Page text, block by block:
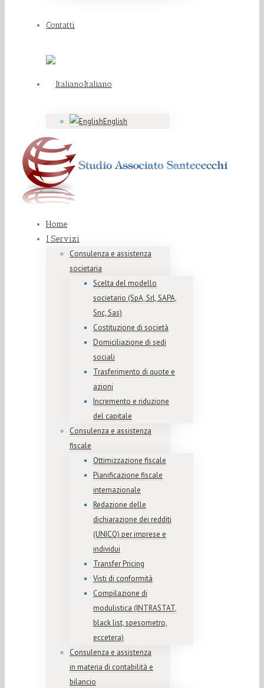
Contatti
Italiano
English
Home
I Servizi
Consulenza e assistenza
societaria
Scelta del modello
societario (SpA, Srl, SAPA,
Snc, Sas)
Costituzione di società
Domiciliazione di sedi
sociali
Trasferimento di quote e
azioni
Incremento e riduzione
del capitale
Consulenza e assistenza
fiscale
Ottimizzazione fiscale
Pianificazione fiscale
internazionale
Redazione delle
dichiarazione dei redditi
(UNICO) per imprese e
individui
Transfer Pricing
Visti di conformità
Compilazione di
modulistica (INTRASTAT,
black list, spesometro,
eccetera)
Consulenza e assistenza
in materia di contabilità e
bilancio